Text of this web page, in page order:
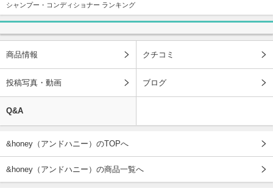
シャンプー・コンディショナー ランキング
商品情報 クチコミ
投稿写真・動画 ブログ
Q&A
&honey（アンドハニー）のTOPへ
&honey（アンドハニー）の商品一覧へ